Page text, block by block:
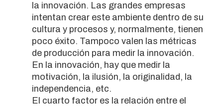
la innovación. Las grandes empresas
intentan crear este ambiente dentro de su
cultura y procesos y, normalmente, tienen
poco éxito. Tampoco valen las métricas
de producción para medir la innovación.
En la innovación, hay que medir la
motivación, la ilusión, la originalidad, la
independencia, etc.
El cuarto factor es la relación entre el